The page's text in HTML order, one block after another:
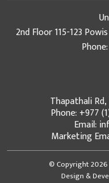
2nd Floor 115-123
Thapathali
Phone: +977
Email:
Marketing
© Copyright 2026
Design &